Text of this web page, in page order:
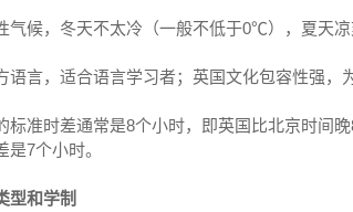
气候，冬天不太冷（一般不低于0℃），夏天
语言，适合语言学习者；英国文化包容性强，
标准时差通常是8个小时，即英国比北京时间
是7个小时。
型和学制